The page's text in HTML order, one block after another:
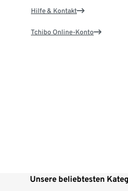
Hilfe & Kontakt
Tchibo Online-Konto
Unsere beliebtesten